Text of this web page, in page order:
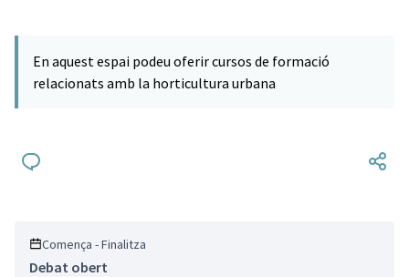
En aquest espai podeu oferir cursos de formació
relacionats amb la horticultura urbana
Comença - Finalitza
Debat obert